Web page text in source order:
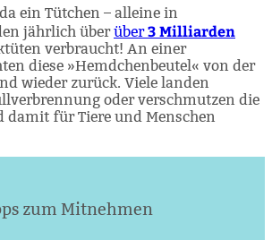
ein Tütchen – alleine in
jährlich überüber3 Milliarden
verbraucht! An einer
diese »Hemdchenbeutel« von der
wieder zurück. Viele landen
oder verschmutzen die
für Tiere und Menschen
zum Mitnehmen